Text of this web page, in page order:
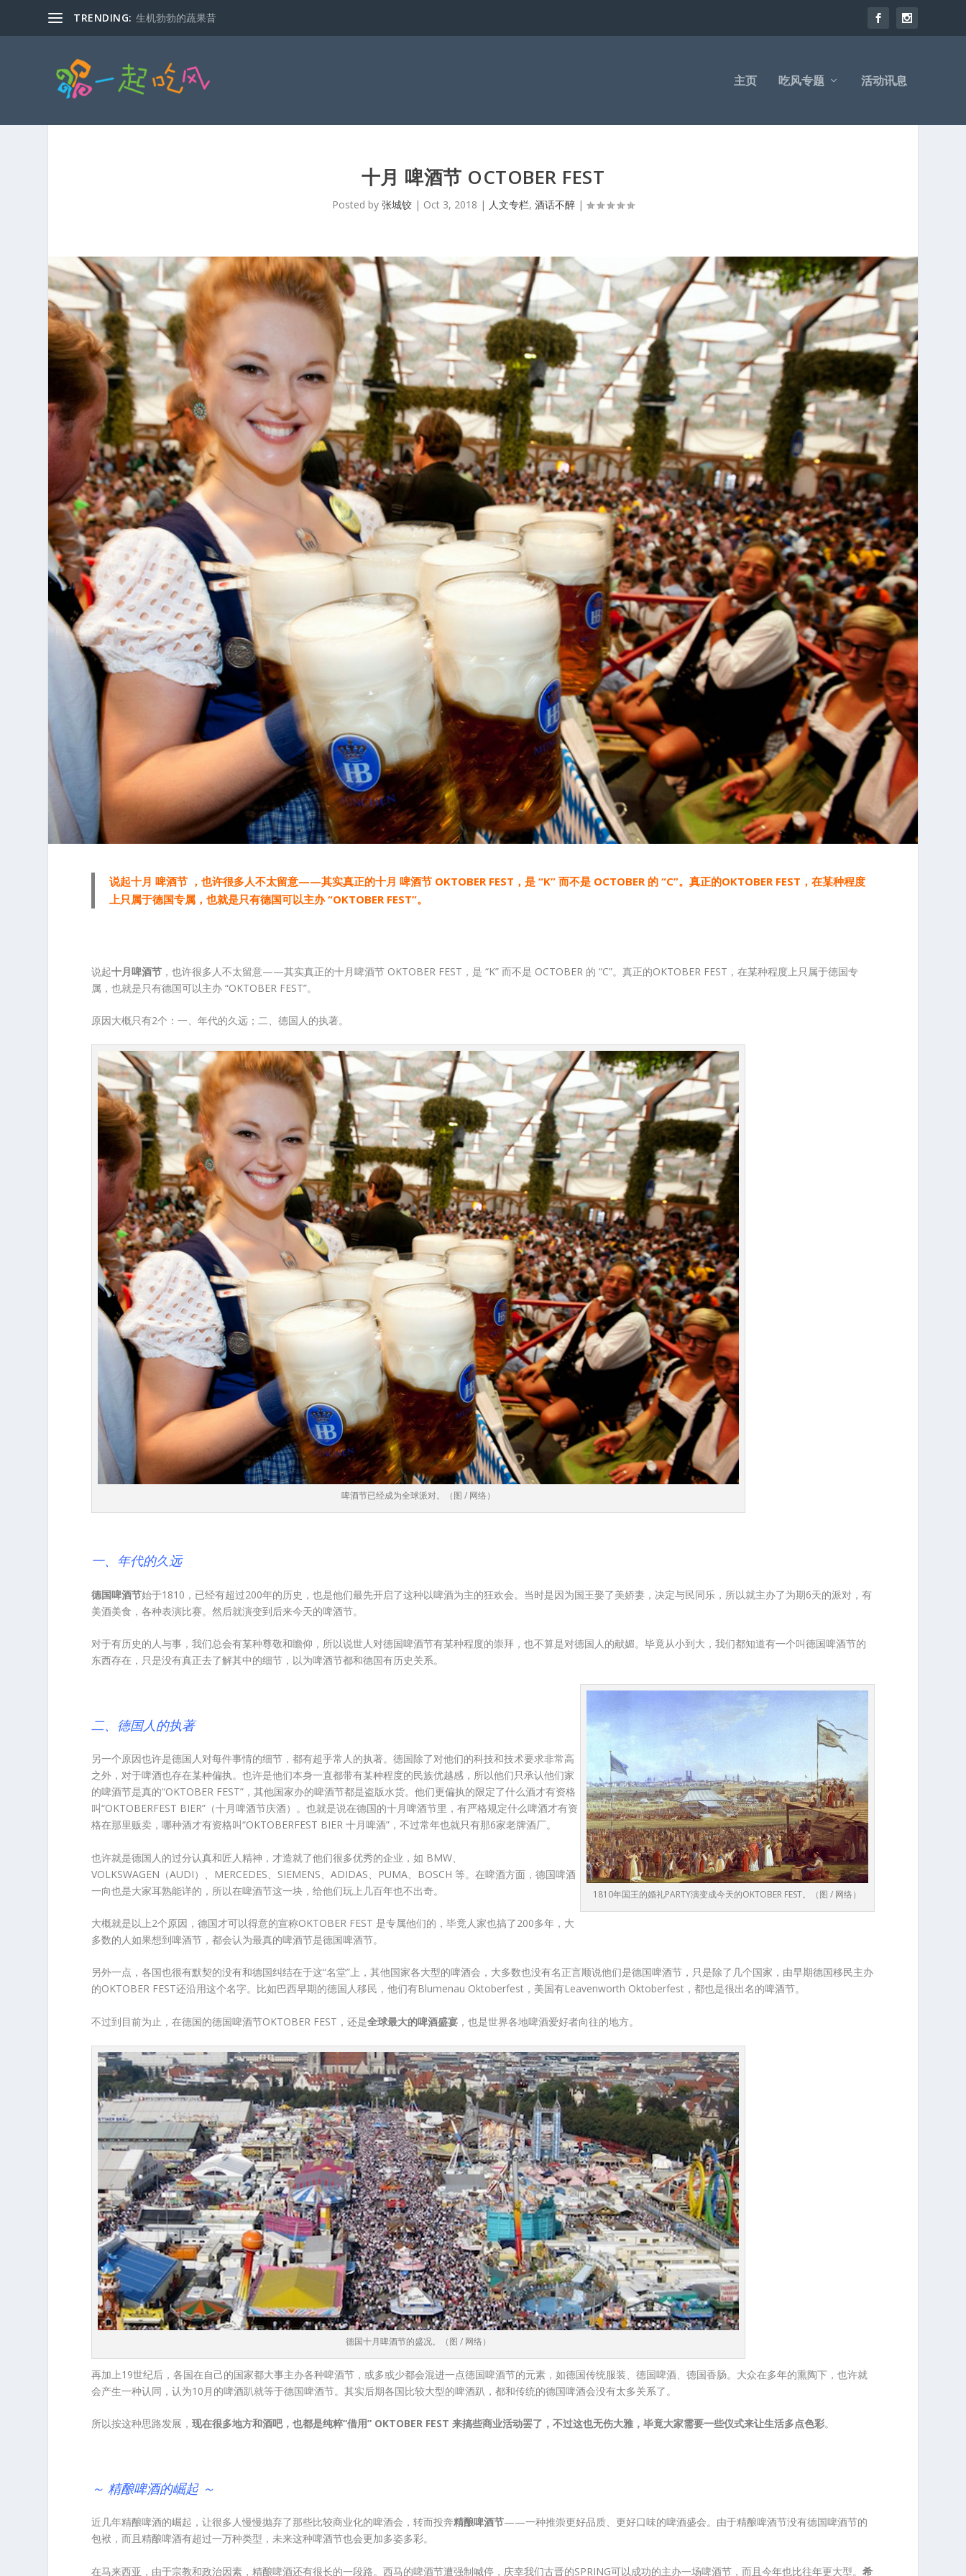
TRENDING: 生机勃勃的蔬果昔
主页 吃风专题 活动讯息
十月 啤酒节 OCTOBER FEST
Posted by 张城铰 | Oct 3, 2018 | 人文专栏, 酒话不醉 |
说起十月 啤酒节 ，也许很多人不太留意——其实真正的十月 啤酒节 OKTOBER FEST，是 “K” 而不是 OCTOBER 的 “C”。真正的OKTOBER FEST，在某种程度
上只属于德国专属，也就是只有德国可以主办 “OKTOBER FEST”。
说起十月啤酒节 ，也许很多人不太留意——其实真正的十月啤酒节 OKTOBER FEST，是 “K” 而不是 OCTOBER 的 “C”。真正的OKTOBER FEST，在某种程度上只属于德国专
属，也就是只有德国可以主办 “OKTOBER FEST”。
原因大概只有2个：一、年代的久远；二、德国人的执著。
啤酒节已经成为全球派对。（图 / 网络）
一、年代的久远
德国啤酒节始于1810，已经有超过200年的历史，也是他们最先开启了这种以啤酒为主的狂欢会。当时是因为国王娶了美娇妻，决定与民同乐，所以就主办了为期6天的派对，有
美酒美食，各种表演比赛。然后就演变到后来今天的啤酒节。
对于有历史的人与事，我们总会有某种尊敬和瞻仰，所以说世人对德国啤酒节有某种程度的崇拜，也不算是对德国人的献媚。毕竟从小到大，我们都知道有一个叫德国啤酒节的
东西存在，只是没有真正去了解其中的细节，以为啤酒节都和德国有历史关系。
1810年国王的婚礼PARTY演变成今天的OKTOBER FEST。（图 / 网络）
二、德国人的执著
另一个原因也许是德国人对每件事情的细节，都有超乎常人的执著。德国除了对他们的科技和技术要求非常高
之外，对于啤酒也存在某种偏执。也许是他们本身一直都带有某种程度的民族优越感，所以他们只承认他们家
的啤酒节是真的“OKTOBER FEST”，其他国家办的啤酒节都是盗版水货。他们更偏执的限定了什么酒才有资格
叫“OKTOBERFEST BIER”（十月啤酒节庆酒）。也就是说在德国的十月啤酒节里，有严格规定什么啤酒才有资
格在那里贩卖，哪种酒才有资格叫“OKTOBERFEST BIER 十月啤酒”，不过常年也就只有那6家老牌酒厂。
也许就是德国人的过分认真和匠人精神，才造就了他们很多优秀的企业，如 BMW、
VOLKSWAGEN（AUDI）、MERCEDES、SIEMENS、ADIDAS、PUMA、BOSCH 等。在啤酒方面，德国啤酒
一向也是大家耳熟能详的，所以在啤酒节这一块，给他们玩上几百年也不出奇。
大概就是以上2个原因，德国才可以得意的宣称OKTOBER FEST 是专属他们的，毕竟人家也搞了200多年，大
多数的人如果想到啤酒节，都会认为最真的啤酒节是德国啤酒节。
另外一点，各国也很有默契的没有和德国纠结在于这“名堂”上，其他国家各大型的啤酒会，大多数也没有名正言顺说他们是德国啤酒节，只是除了几个国家，由早期德国移民主办
的OKTOBER FEST还沿用这个名字。比如巴西早期的德国人移民，他们有Blumenau Oktoberfest，美国有Leavenworth Oktoberfest，都也是很出名的啤酒节。
不过到目前为止，在德国的德国啤酒节OKTOBER FEST，还是全球最大的啤酒盛宴 ，也是世界各地啤酒爱好者向往的地方。
德国十月啤酒节的盛况。（图 / 网络）
再加上19世纪后，各国在自己的国家都大事主办各种啤酒节，或多或少都会混进一点德国啤酒节的元素，如德国传统服装、德国啤酒、德国香肠。大众在多年的熏陶下，也许就
会产生一种认同，认为10月的啤酒趴就等于德国啤酒节。其实后期各国比较大型的啤酒趴，都和传统的德国啤酒会没有太多关系了。
所以按这种思路发展，现在很多地方和酒吧，也都是纯粹“借用” OKTOBER FEST 来搞些商业活动罢了，不过这也无伤大雅，毕竟大家需要一些仪式来让生活多点色彩。
～ 精酿啤酒的崛起 ～
近几年精酿啤酒的崛起，让很多人慢慢抛弃了那些比较商业化的啤酒会，转而投奔精酿啤酒节——一种推崇更好品质、更好口味的啤酒盛会。由于精酿啤酒节没有德国啤酒节的
包袱，而且精酿啤酒有超过一万种类型，未来这种啤酒节也会更加多姿多彩。
在马来西亚，由于宗教和政治因素，精酿啤酒还有很长的一段路。西马的啤酒节遭强制喊停，庆幸我们古晋的SPRING可以成功的主办一场啤酒节，而且今年也比往年更大型。希